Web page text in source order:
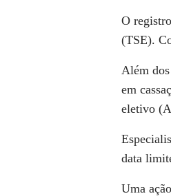
O
(TSE).
Além
em
eletivo
data
Uma